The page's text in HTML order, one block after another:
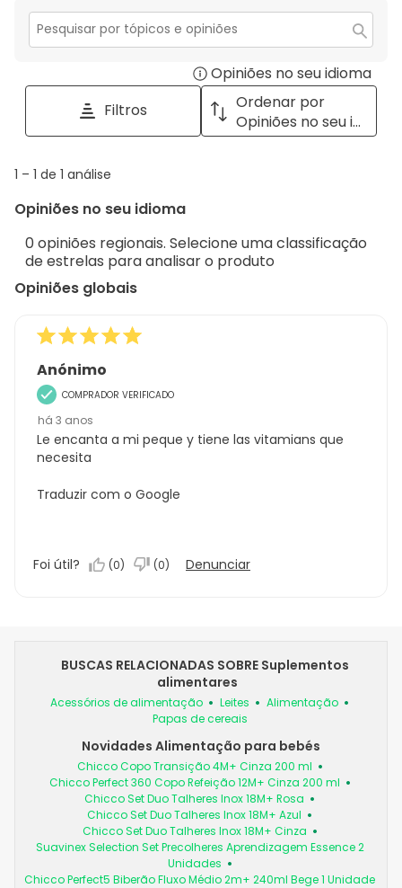
estrelas.
2
estrelas.
com
1
Secção
Opiniões no seu idioma
a
with
Filtros
Ordenar por
Opiniões no seu idioma
1
1
análise
1 – 1 de 1 análise
Opiniões no seu idioma
0 opiniões regionais. Selecione uma classificação
de estrelas para analisar o produto
Opiniões globais
Anónimo
COMPRADOR VERIFICADO
há 3 anos
Le encanta a mi peque y tiene las vitamians que
necesita
Traduzir com o Google
Foi útil? (0) (0) Denunciar
BUSCAS RELACIONADAS SOBRE Suplementos
alimentares
Acessórios de alimentação Leites
Alimentação
Papas de cereais
Novidades Alimentação para bebés
Chicco Copo Transição 4M+ Cinza 200 ml
Chicco Perfect 360 Copo Refeição 12M+ Cinza 200 ml
Chicco Set Duo Talheres Inox 18M+ Rosa
Chicco Set Duo Talheres Inox 18M+ Azul
Chicco Set Duo Talheres Inox 18M+ Cinza
Suavinex Selection Set Precolheres Aprendizagem Essence 2
Unidades
Chicco Perfect5 Biberão Fluxo Médio 2m+ 240ml Bege 1 Unidade